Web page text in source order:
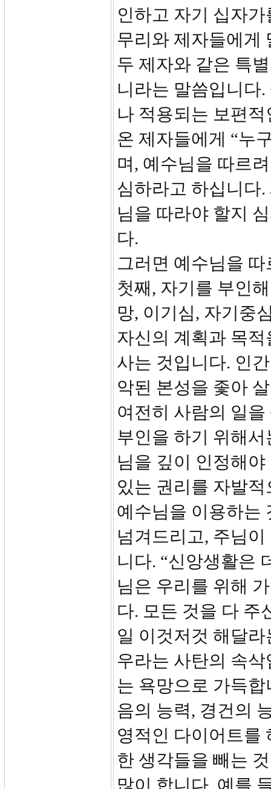
인하고 자기 십자
무리와 제자들에게
두 제자와 같은 특
니라는 말씀입니다
나 적용되는 보편
온 제자들에게 “누
며, 예수님을 따르
심하라고 하십니다
님을 따라야 할지
다.
그러면 예수님을
첫째, 자기를 부인
망, 이기심, 자기중
자신의 계획과 목
사는 것입니다. 인
악된 본성을 좇아
여전히 사람의 일
부인을 하기 위해
님을 깊이 인정해
있는 권리를 자발
예수님을 이용하는
넘겨드리고, 주님
니다. “신앙생활은
님은 우리를 위해
다. 모든 것을 다 주
일 이것저것 해달
우라는 사탄의 속
는 욕망으로 가득
음의 능력, 경건의
영적인 다이어트를
한 생각들을 빼는
많이 합니다. 예를